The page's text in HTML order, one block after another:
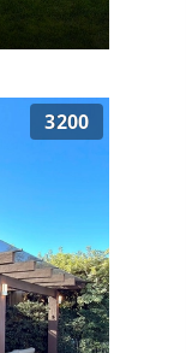
3200